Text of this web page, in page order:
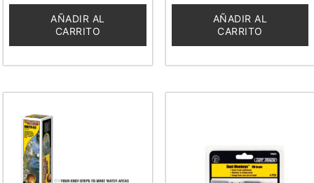
de
5
AÑADIR AL
CARRITO
de
5
AÑADIR AL
CARRITO